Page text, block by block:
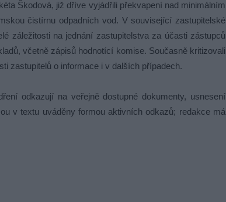
Škodová, již dříve vyjádřili překvapení nad minimálním
čistírnu odpadních vod. V související zastupitelské
záležitosti na jednání zastupitelstva za účasti zástupců
včetně zápisů hodnotící komise. Současně kritizovali
zastupitelů o informace i v dalších případech.
odkazují na veřejně dostupné dokumenty, usnesení
v textu uváděny formou aktivních odkazů; redakce má